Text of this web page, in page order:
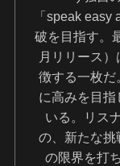
「speak
破を目指す。
月リリース
徴する一枚だ
に高みを目
いる。リス
の、新たな挑
の限界を打